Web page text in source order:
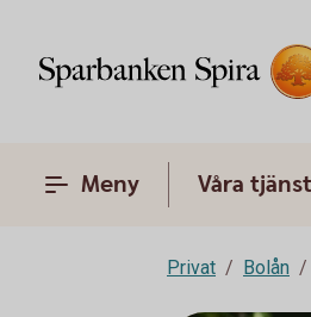
Meny Våra
Privat Bolån